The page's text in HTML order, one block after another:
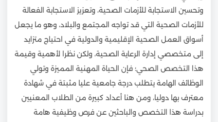
وتحسين الاستجابة للأزمات الصحية، وتعزيز الاستجابة الفعالة
للأزمات الصحية التي قد تواجه المجتمع والبلاد، وهو ما يجعل
أسواق العمل الصحية الإقليمية والدولية في احتياج متزايد
إلى متخصصي إدارة الرعاية الصحية، ولكن نظرا لأهمية وقيمة
هذا التخصص الصحي؛ فإن الحياة المهنية المميزة وتولي
الوظائف الهامة يتطلب درجة جامعية عليا مثبتة في شهادة
معترف بها دوليا، ومن هنا أعداد كبيرة من الطلاب المعنيين
بدراسة هذا التخصص والباحثين عن فرص وظيفية هامة